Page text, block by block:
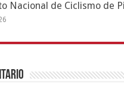
Nacional de Ciclismo de